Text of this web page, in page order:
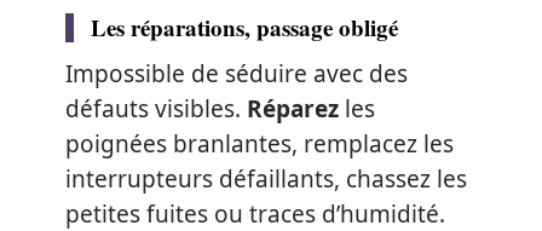
Les réparations, passage obligé
Impossible de séduire avec des
défauts visibles. Réparez les
poignées branlantes, remplacez les
interrupteurs défaillants, chassez les
petites fuites ou traces d’humidité.